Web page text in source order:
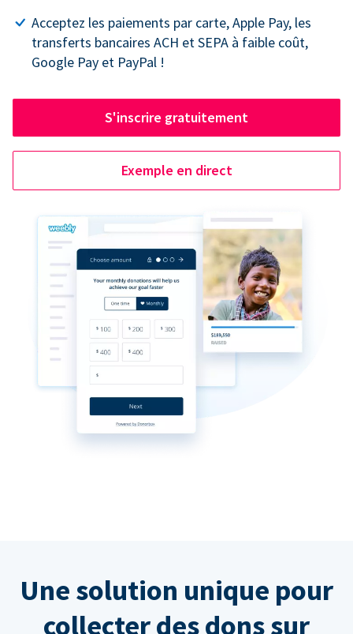
Acceptez les paiements par carte, Apple Pay, les
transferts bancaires ACH et SEPA à faible coût,
Google Pay et PayPal !
S'inscrire gratuitement
Exemple en direct
Une solution unique pour
collecter des dons sur